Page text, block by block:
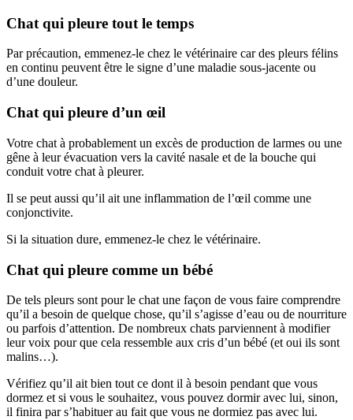
Chat qui pleure tout le temps
Par précaution, emmenez-le chez le vétérinaire car des pleurs félins
en continu peuvent être le signe d’une maladie sous-jacente ou
d’une douleur.
Chat qui pleure d’un œil
Votre chat à probablement un excès de production de larmes ou une
gêne à leur évacuation vers la cavité nasale et de la bouche qui
conduit votre chat à pleurer.
Il se peut aussi qu’il ait une inflammation de l’œil comme une
conjonctivite.
Si la situation dure, emmenez-le chez le vétérinaire.
Chat qui pleure comme un bébé
De tels pleurs sont pour le chat une façon de vous faire comprendre
qu’il a besoin de quelque chose, qu’il s’agisse d’eau ou de nourriture
ou parfois d’attention. De nombreux chats parviennent à modifier
leur voix pour que cela ressemble aux cris d’un bébé (et oui ils sont
malins…).
Vérifiez qu’il ait bien tout ce dont il à besoin pendant que vous
dormez et si vous le souhaitez, vous pouvez dormir avec lui, sinon,
il finira par s’habituer au fait que vous ne dormiez pas avec lui.